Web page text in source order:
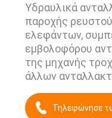
Υδραυλικά
παροχής
ελεφάντων,
εμβολοφόρου
της μηχανής
άλλων
Τηλεφώνησε